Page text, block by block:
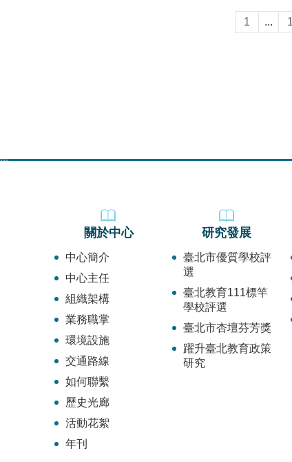
1 ...
:::
關於中心
中心簡介
中心主任
組織架構
業務職掌
環境設施
交通路線
如何聯繫
歷史光廊
活動花絮
年刊
研究發展
臺北市優質學校評
選
臺北教育111標竿
學校評選
臺北市杏壇芬芳獎
躍升臺北教育政策
研究